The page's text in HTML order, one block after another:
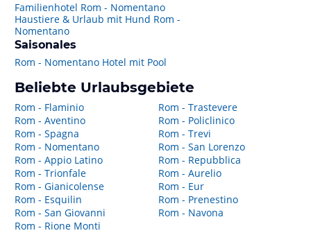
Familienhotel Rom - Nomentano
Haustiere & Urlaub mit Hund Rom -
Nomentano
Saisonales
Rom - Nomentano Hotel mit Pool
Beliebte Urlaubsgebiete
Rom - Flaminio
Rom - Aventino
Rom - Spagna
Rom - Nomentano
Rom - Appio Latino
Rom - Trionfale
Rom - Gianicolense
Rom - Esquilin
Rom - San Giovanni
Rom - Rione Monti
Rom - Trastevere
Rom - Policlinico
Rom - Trevi
Rom - San Lorenzo
Rom - Repubblica
Rom - Aurelio
Rom - Eur
Rom - Prenestino
Rom - Navona